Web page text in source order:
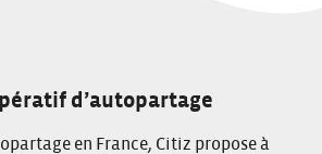
d’autopartage
en France, Citiz propose à